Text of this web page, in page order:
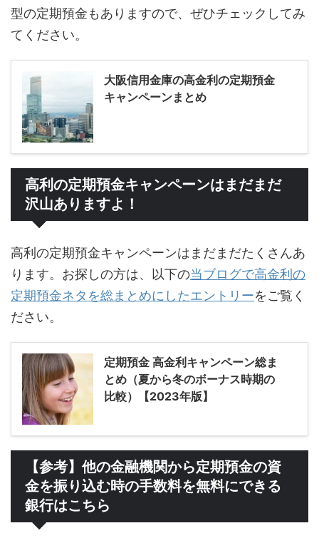
型の定期預金もありますので、ぜひチェックしてみ
てください。
大阪信用金庫の高金利の定期預金
キャンペーンまとめ
高利の定期預金キャンペーンはまだまだ
沢山ありますよ！
高利の定期預金キャンペーンはまだまだたくさんあ
ります。お探しの方は、以下の当ブログで高金利の
定期預金ネタを総まとめにしたエントリーをご覧く
ださい。
定期預金 高金利キャンペーン総ま
とめ（夏から冬のボーナス時期の
比較）【2023年版】
【参考】他の金融機関から定期預金の資
金を振り込む時の手数料を無料にできる
銀行はこちら